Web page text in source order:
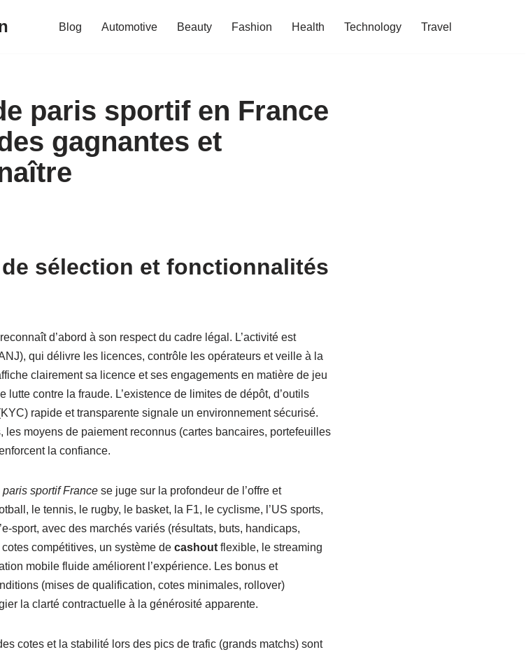
Blog Automotive Beauty Fashion Health Technology Travel
paris sportif en France
gagnantes et
sélection et fonctionnalités
d’abord à son respect du cadre légal. L’activité est
qui délivre les licences, contrôle les opérateurs et veille à la
clairement sa licence et ses engagements en matière de jeu
contre la fraude. L’existence de limites de dépôt, d’outils
rapide et transparente signale un environnement sécurisé.
moyens de paiement reconnus (cartes bancaires, portefeuilles
la confiance.
paris sportif Francese juge sur la profondeur de l’offre et
le tennis, le rugby, le basket, la F1, le cyclisme, l’US sports,
sport, avec des marchés variés (résultats, buts, handicaps,
compétitives, un système de cashoutflexible, le streaming
mobile fluide améliorent l’expérience. Les bonus et
(mises de qualification, cotes minimales, rollover)
la clarté contractuelle à la générosité apparente.
cotes et la stabilité lors des pics de trafic (grands matchs) sont